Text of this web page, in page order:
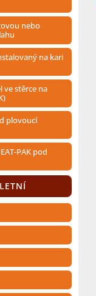
nebo
na kari
ve stěrce na
plovoucí
PAK pod